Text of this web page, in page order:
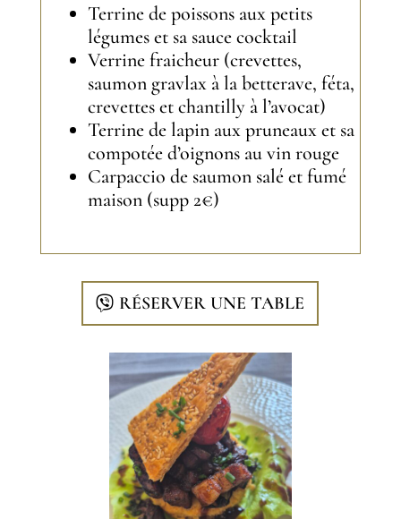
Terrine de poissons aux petits
légumes et sa sauce cocktail
Verrine fraicheur (crevettes,
saumon gravlax à la betterave, féta,
crevettes et chantilly à l’avocat)
Terrine de lapin aux pruneaux et sa
compotée d’oignons au vin rouge
Carpaccio de saumon salé et fumé
maison (supp 2€)
RÉSERVER UNE TABLE